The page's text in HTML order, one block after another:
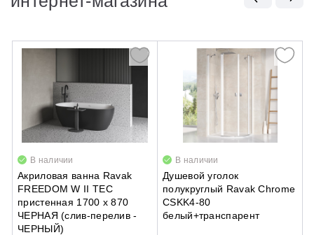
В наличии
Акриловая ванна Ravak
FREEDOM W II TEC
пристенная 1700 x 870
ЧЕРНАЯ (слив-перелив -
ЧЕРНЫЙ)
В наличии
Душевой уголок
полукруглый Ravak Chrome
CSKK4-80
белый+транспарент